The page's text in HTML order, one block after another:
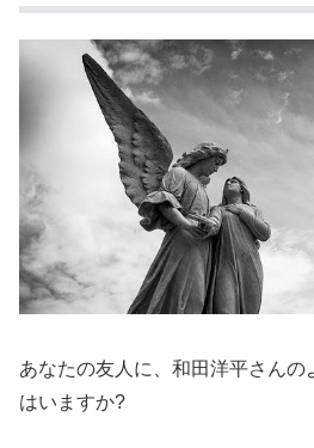
あなたの友人に、和田洋平さんの
はいますか?